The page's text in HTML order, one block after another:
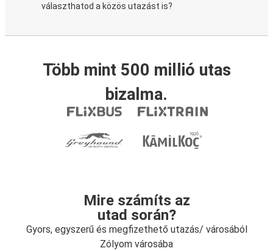
választhatod a közös utazást is?
Több mint 500 millió utas
bizalma.
Mire számíts az
utad során?
Gyors, egyszerű és megfizethető utazás/ városából
Zólyom városába